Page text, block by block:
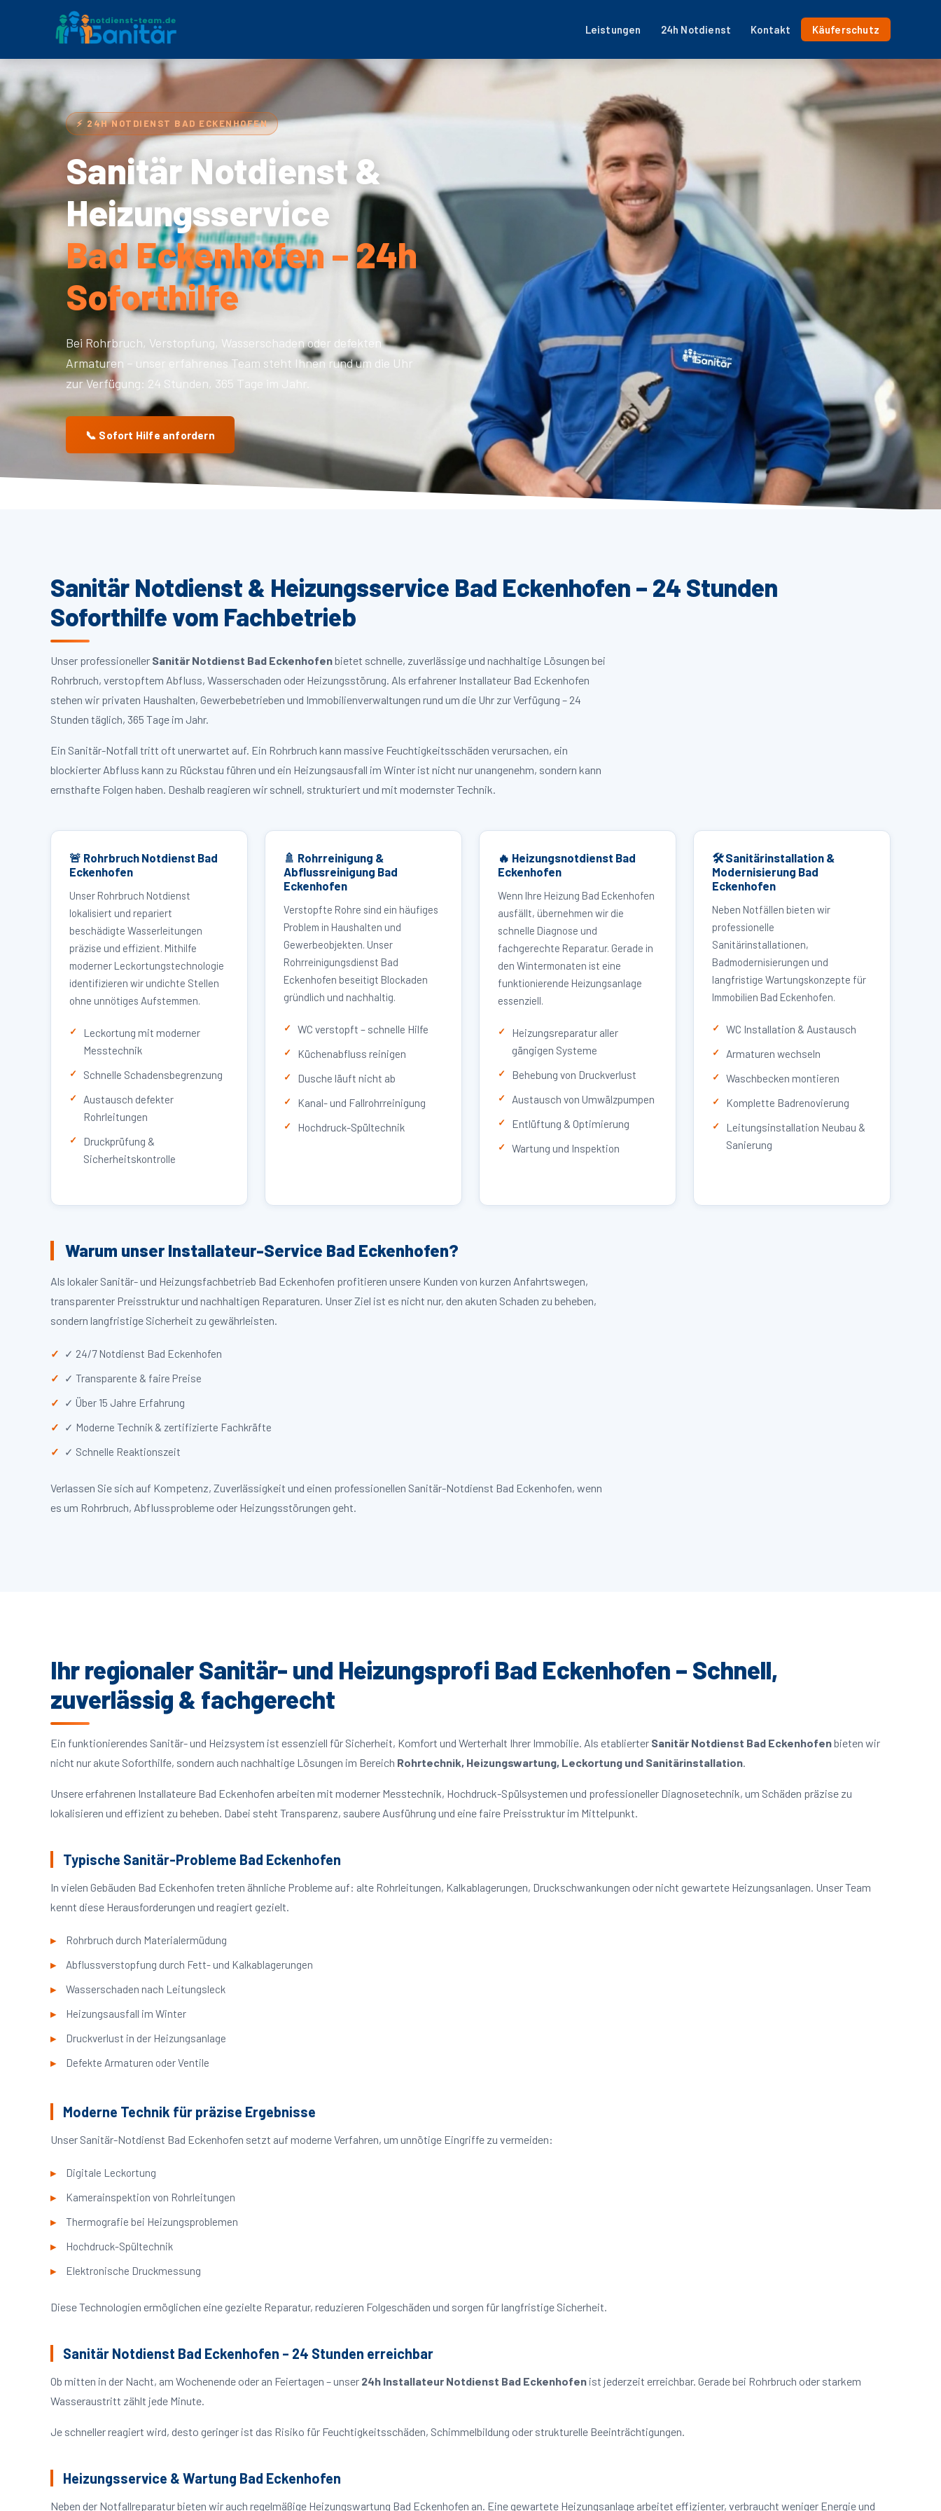
Leistungen 24h Notdienst Kontakt Käuferschutz
⚡ 24H NOTDIENST BAD ECKENHOFEN
Sanitär Notdienst &
Heizungsservice
Bad Eckenhofen – 24h
Soforthilfe
Bei Rohrbruch, Verstopfung, Wasserschaden oder defekten
Armaturen – unser erfahrenes Team steht Ihnen rund um die Uhr
zur Verfügung: 24 Stunden, 365 Tage im Jahr.
📞 Sofort Hilfe anfordern
Sanitär Notdienst & Heizungsservice Bad Eckenhofen – 24 Stunden
Soforthilfe vom Fachbetrieb
Unser professioneller Sanitär Notdienst Bad Eckenhofenbietet schnelle, zuverlässige und nachhaltige Lösungen bei
Rohrbruch, verstopftem Abfluss, Wasserschaden oder Heizungsstörung. Als erfahrener Installateur Bad Eckenhofen
stehen wir privaten Haushalten, Gewerbebetrieben und Immobilienverwaltungen rund um die Uhr zur Verfügung – 24
Stunden täglich, 365 Tage im Jahr.
Ein Sanitär-Notfall tritt oft unerwartet auf. Ein Rohrbruch kann massive Feuchtigkeitsschäden verursachen, ein
blockierter Abfluss kann zu Rückstau führen und ein Heizungsausfall im Winter ist nicht nur unangenehm, sondern kann
ernsthafte Folgen haben. Deshalb reagieren wir schnell, strukturiert und mit modernster Technik.
🚨 Rohrbruch Notdienst Bad
Eckenhofen
Unser Rohrbruch Notdienst
lokalisiert und repariert
beschädigte Wasserleitungen
präzise und effizient. Mithilfe
moderner Leckortungstechnologie
identifizieren wir undichte Stellen
ohne unnötiges Aufstemmen.
Leckortung mit moderner
Messtechnik
Schnelle Schadensbegrenzung
Austausch defekter
Rohrleitungen
Druckprüfung &
Sicherheitskontrolle
🚿 Rohrreinigung &
Abflussreinigung Bad
Eckenhofen
Verstopfte Rohre sind ein häufiges
Problem in Haushalten und
Gewerbeobjekten. Unser
Rohrreinigungsdienst Bad
Eckenhofen beseitigt Blockaden
gründlich und nachhaltig.
WC verstopft – schnelle Hilfe
Küchenabfluss reinigen
Dusche läuft nicht ab
Kanal- und Fallrohrreinigung
Hochdruck-Spültechnik
🔥 Heizungsnotdienst Bad
Eckenhofen
Wenn Ihre Heizung Bad Eckenhofen
ausfällt, übernehmen wir die
schnelle Diagnose und
fachgerechte Reparatur. Gerade in
den Wintermonaten ist eine
funktionierende Heizungsanlage
essenziell.
Heizungsreparatur aller
gängigen Systeme
Behebung von Druckverlust
Austausch von Umwälzpumpen
Entlüftung & Optimierung
Wartung und Inspektion
🛠 Sanitärinstallation &
Modernisierung Bad
Eckenhofen
Neben Notfällen bieten wir
professionelle
Sanitärinstallationen,
Badmodernisierungen und
langfristige Wartungskonzepte für
Immobilien Bad Eckenhofen.
WC Installation & Austausch
Armaturen wechseln
Waschbecken montieren
Komplette Badrenovierung
Leitungsinstallation Neubau &
Sanierung
Warum unser Installateur-Service Bad Eckenhofen?
Als lokaler Sanitär- und Heizungsfachbetrieb Bad Eckenhofen profitieren unsere Kunden von kurzen Anfahrtswegen,
transparenter Preisstruktur und nachhaltigen Reparaturen. Unser Ziel ist es nicht nur, den akuten Schaden zu beheben,
sondern langfristige Sicherheit zu gewährleisten.
✓ 24/7 Notdienst Bad Eckenhofen
✓ Transparente & faire Preise
✓ Über 15 Jahre Erfahrung
✓ Moderne Technik & zertifizierte Fachkräfte
✓ Schnelle Reaktionszeit
Verlassen Sie sich auf Kompetenz, Zuverlässigkeit und einen professionellen Sanitär-Notdienst Bad Eckenhofen, wenn
es um Rohrbruch, Abflussprobleme oder Heizungsstörungen geht.
Ihr regionaler Sanitär- und Heizungsprofi Bad Eckenhofen – Schnell,
zuverlässig & fachgerecht
Ein funktionierendes Sanitär- und Heizsystem ist essenziell für Sicherheit, Komfort und Werterhalt Ihrer Immobilie. Als etablierter Sanitär Notdienst Bad Eckenhofenbieten wir
nicht nur akute Soforthilfe, sondern auch nachhaltige Lösungen im Bereich Rohrtechnik, Heizungswartung, Leckortung und Sanitärinstallation.
Unsere erfahrenen Installateure Bad Eckenhofen arbeiten mit moderner Messtechnik, Hochdruck-Spülsystemen und professioneller Diagnosetechnik, um Schäden präzise zu
lokalisieren und effizient zu beheben. Dabei steht Transparenz, saubere Ausführung und eine faire Preisstruktur im Mittelpunkt.
Typische Sanitär-Probleme Bad Eckenhofen
In vielen Gebäuden Bad Eckenhofen treten ähnliche Probleme auf: alte Rohrleitungen, Kalkablagerungen, Druckschwankungen oder nicht gewartete Heizungsanlagen. Unser Team
kennt diese Herausforderungen und reagiert gezielt.
Rohrbruch durch Materialermüdung
Abflussverstopfung durch Fett- und Kalkablagerungen
Wasserschaden nach Leitungsleck
Heizungsausfall im Winter
Druckverlust in der Heizungsanlage
Defekte Armaturen oder Ventile
Moderne Technik für präzise Ergebnisse
Unser Sanitär-Notdienst Bad Eckenhofen setzt auf moderne Verfahren, um unnötige Eingriffe zu vermeiden:
Digitale Leckortung
Kamerainspektion von Rohrleitungen
Thermografie bei Heizungsproblemen
Hochdruck-Spültechnik
Elektronische Druckmessung
Diese Technologien ermöglichen eine gezielte Reparatur, reduzieren Folgeschäden und sorgen für langfristige Sicherheit.
Sanitär Notdienst Bad Eckenhofen – 24 Stunden erreichbar
Ob mitten in der Nacht, am Wochenende oder an Feiertagen – unser 24h Installateur Notdienst Bad Eckenhofen ist jederzeit erreichbar. Gerade bei Rohrbruch oder starkem
Wasseraustritt zählt jede Minute.
Je schneller reagiert wird, desto geringer ist das Risiko für Feuchtigkeitsschäden, Schimmelbildung oder strukturelle Beeinträchtigungen.
Heizungsservice & Wartung Bad Eckenhofen
Neben der Notfallreparatur bieten wir auch regelmäßige Heizungswartung Bad Eckenhofen an. Eine gewartete Heizungsanlage arbeitet effizienter, verbraucht weniger Energie und